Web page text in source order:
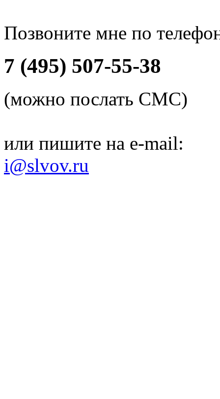
Позвоните мне по
7 (495) 507-55-38
(можно послать СМС)
или пишите на e-mail:
i@slvov.ru